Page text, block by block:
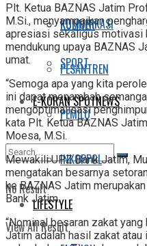
KULINER
SPORT
E-KORAN SPOTNEWS
No Result
View All Result
KOMUNIKASI
PESANTREN
PEMILU
INKOPPOL
LIFESTYLE
Plt. Ketua BAZNAS Jatim
M.Si., menyampaikan
apresiasi sekaligus motivasi
mendukung upaya BAZNAS
umat.
“Semoga apa yang kita
ini dapat menambah
mengoptimalisasi
kata Plt. Ketua BAZNAS
Moesa, M.Si.
Mewakili UPZ Bank Jatim,
mengatakan besarnya
ke BAZNAS Jatim
Bank Jatim.
“Nominal besaran zakat
Jatim adalah hasil zakat